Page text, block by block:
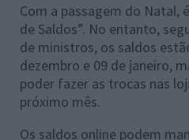
Com a passagem do Natal,
de Saldos”. No entanto,
de ministros, os saldos
dezembro e 09 de janeiro,
poder fazer as trocas nas
próximo mês.
Os saldos online podem